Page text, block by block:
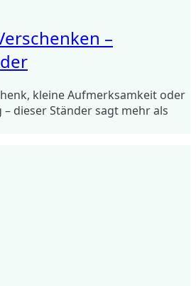
–
kleine Aufmerksamkeit oder
dieser Ständer sagt mehr als